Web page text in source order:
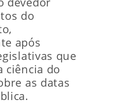
do
após
que
ciência do
as datas